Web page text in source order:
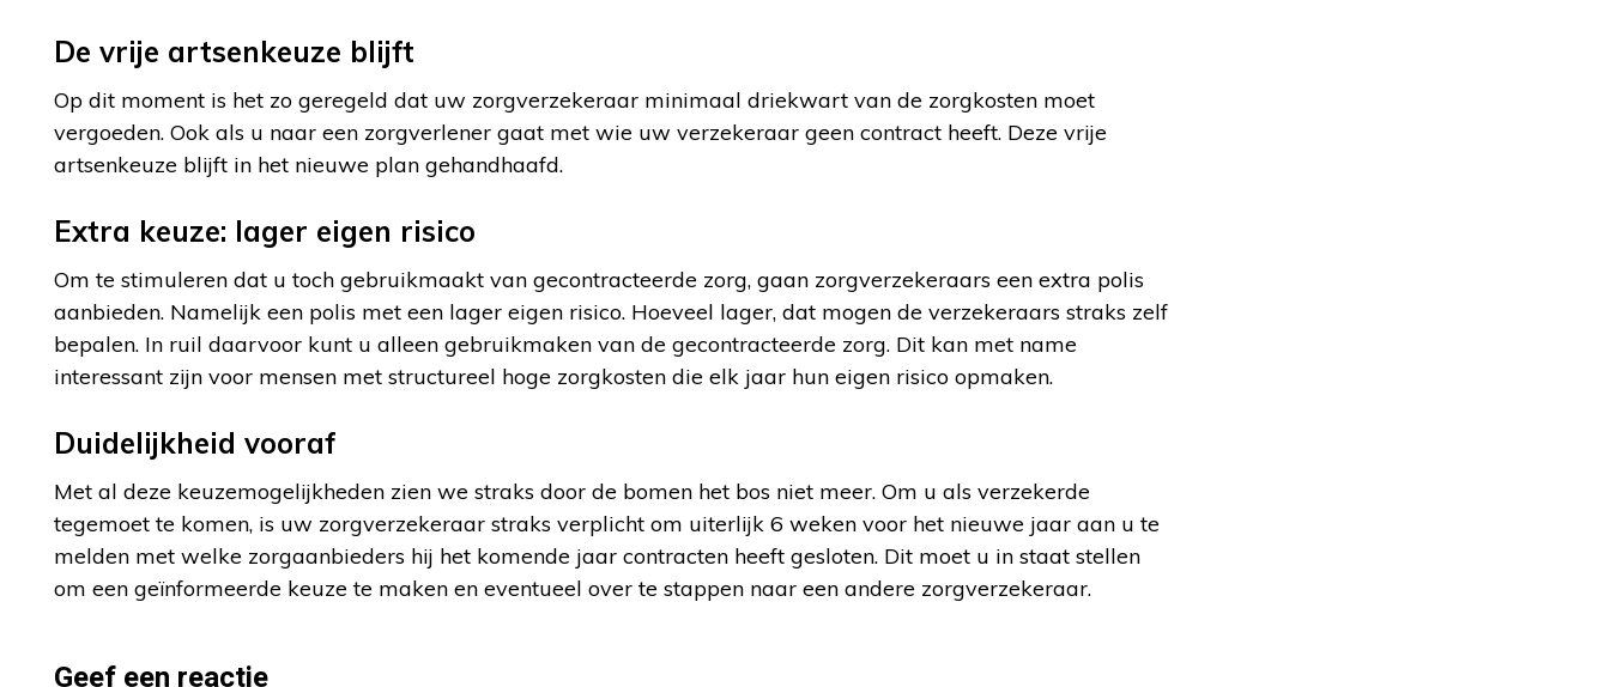
De vrije artsenkeuze blijft
Op dit moment is het zo geregeld dat uw zorgverzekeraar minimaal driekwart van de zorgkosten moet
vergoeden. Ook als u naar een zorgverlener gaat met wie uw verzekeraar geen contract heeft. Deze vrije
artsenkeuze blijft in het nieuwe plan gehandhaafd.
Extra keuze: lager eigen risico
Om te stimuleren dat u toch gebruikmaakt van gecontracteerde zorg, gaan zorgverzekeraars een extra polis
aanbieden. Namelijk een polis met een lager eigen risico. Hoeveel lager, dat mogen de verzekeraars straks zelf
bepalen. In ruil daarvoor kunt u alleen gebruikmaken van de gecontracteerde zorg. Dit kan met name
interessant zijn voor mensen met structureel hoge zorgkosten die elk jaar hun eigen risico opmaken.
Duidelijkheid vooraf
Met al deze keuzemogelijkheden zien we straks door de bomen het bos niet meer. Om u als verzekerde
tegemoet te komen, is uw zorgverzekeraar straks verplicht om uiterlijk 6 weken voor het nieuwe jaar aan u te
melden met welke zorgaanbieders hij het komende jaar contracten heeft gesloten. Dit moet u in staat stellen
om een geïnformeerde keuze te maken en eventueel over te stappen naar een andere zorgverzekeraar.
Geef een reactie